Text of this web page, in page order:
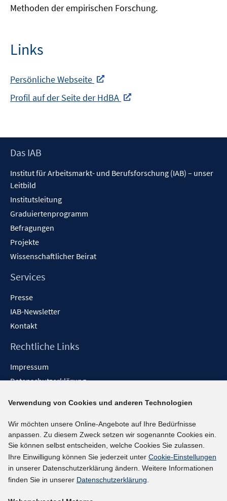
Methoden der empirischen Forschung.
Links
Persönliche Webseite
In
öffnen
Profil auf der Seite der HdBA
Fenster
öffnen
Footer
Das IAB
Institut für Arbeitsmarkt- und Berufsforschung (IAB) – unser
Leitbild
Institutsleitung
Graduiertenprogramm
Befragungen
Projekte
Wissenschaftlicher Beirat
Services
Presse
IAB-Newsletter
Kontakt
Rechtliche Links
Impressum
Datenschutzerklärung
Barrieren melden
Social-Media-Kanäle
BlueSky
YouTube
LinkedIn
Verwendung von Cookies und anderen Technologien
Wir möchten unsere Online-Angebote auf Ihre Bedürfnisse
anpassen. Zu diesem Zweck setzen wir sogenannte Cookies ein.
Sie können selbst entscheiden, welche Cookies Sie zulassen.
Ihre Einwilligung können Sie jederzeit unter Cookie-Einstellungen
in unserer Datenschutzerklärung ändern. Weitere Informationen
finden Sie in unserer Datenschutzerklärung.